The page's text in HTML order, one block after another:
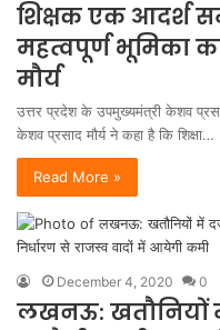
शिक्षक एक आदर्श
महत्वपूर्ण भूमिका
मौर्य
उत्तर प्रदेश के उपमुख्यमंत्री केशव
केशव प्रसाद मौर्य ने कहा है कि शिक्षा…
Read More »
December 4, 2020 0
लखनऊ: खतौनियों में